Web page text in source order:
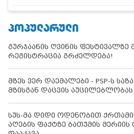
ᲞᲝᲞᲣᲚᲐᲠᲣᲚᲘ
გურჯაანის ღვინის ფესტივალზე
რეგისტრაცია გრძელდება!
მზეს ვერ დაემალები - PSP-ს
მზისგან დაცვის აუცილებლობას
სუს-მა დიდი ოდენობით
აღების ფაქტზე ბათუმის